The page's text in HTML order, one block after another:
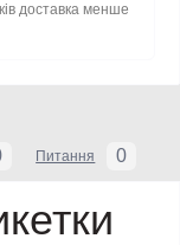
доставка менше
Питання 0